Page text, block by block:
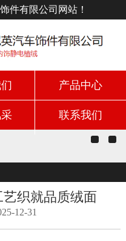
件有限公司网站！
产品中心
联系我们
织就品质绒面
12-31